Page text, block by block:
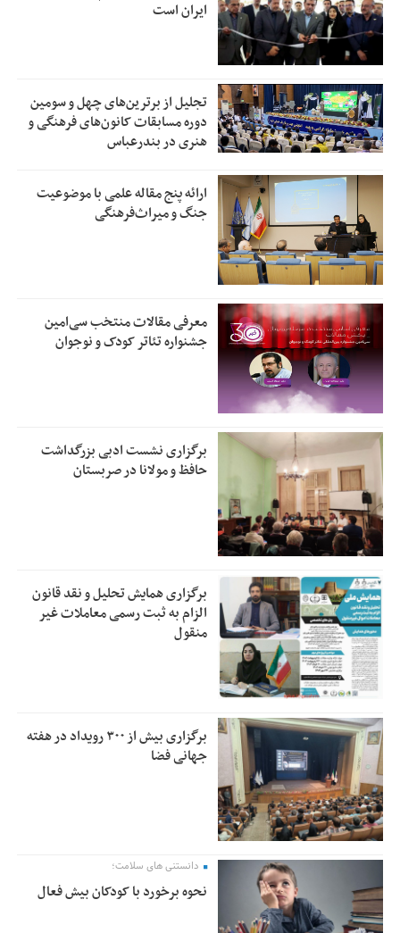
ایران است
تجلیل از بر‌ترین‌های چهل و سومین
دوره مسابقات کانون‌های فرهنگی و
هنری در بندرعباس
ارائه پنج مقاله علمی با موضوعیت
جنگ و میراث‌فرهنگی
معرفی مقالات منتخب سی‌امین
جشنواره تئاتر کودک و نوجوان
برگزاری نشست ادبی بزرگداشت
حافظ و مولانا در صربستان
برگزاری همایش تحلیل و نقد قانون
الزام به ثبت رسمی معاملات غیر
منقول
برگزاری بیش از ۳۰۰ رویداد در هفته
جهانی فضا
دانستنی های سلامت؛
نحوه برخورد با کودکان بیش فعال